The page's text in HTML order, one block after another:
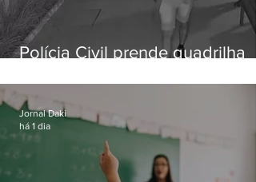
Polícia Civil prende quadrilha
residências de luxo no Rio
Jornal Daki
há 1 dia